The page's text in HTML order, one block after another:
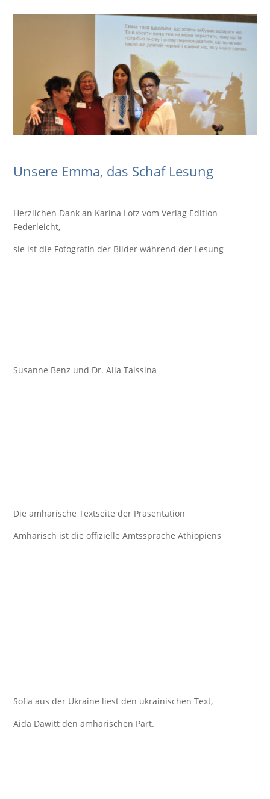
Unsere Emma, das Schaf Lesung
Herzlichen Dank an Karina Lotz vom Verlag Edition
Federleicht,
sie ist die Fotografin der Bilder während der Lesung
Susanne Benz und Dr. Alia Taissina
Die amharische Textseite der Präsentation
Amharisch ist die offizielle Amtssprache Äthiopiens
Sofia aus der Ukraine liest den ukrainischen Text,
Aida Dawitt den amharischen Part.